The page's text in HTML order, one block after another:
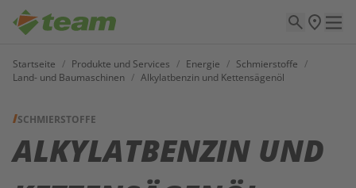
Startseite / Produkte und Services / Energie / Schmierstoffe /
Land- und Baumaschinen / Alkylatbenzin und Kettensägenöl
SCHMIERSTOFFE
ALKYLATBENZIN UND